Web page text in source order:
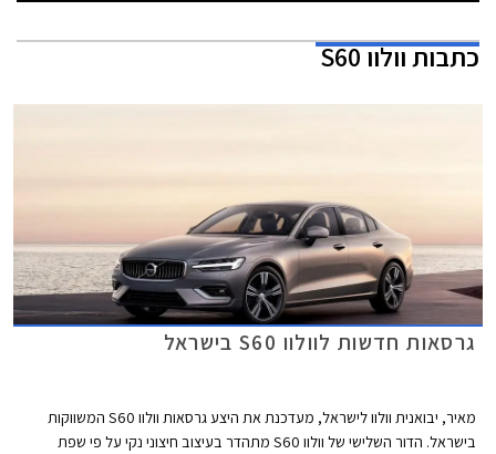
כתבותוולוו S60
גרסאות חדשות לוולוו S60 בישראל
מאיר, יבואנית וולוו לישראל, מעדכנת את היצע גרסאות וולוו S60 המשווקות
בישראל. הדור השלישי של וולוו S60 מתהדר בעיצוב חיצוני נקי על פי שפת